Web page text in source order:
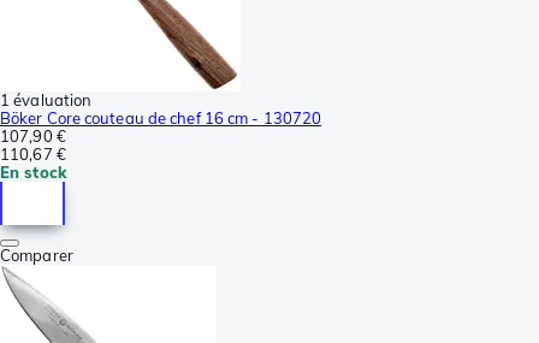
1 évaluation
Böker Core couteau de chef 16 cm - 130720
107,90 €
110,67 €
En stock
Comparer